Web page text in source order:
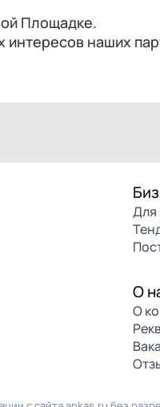
Площадке.
наших
Для
О
О